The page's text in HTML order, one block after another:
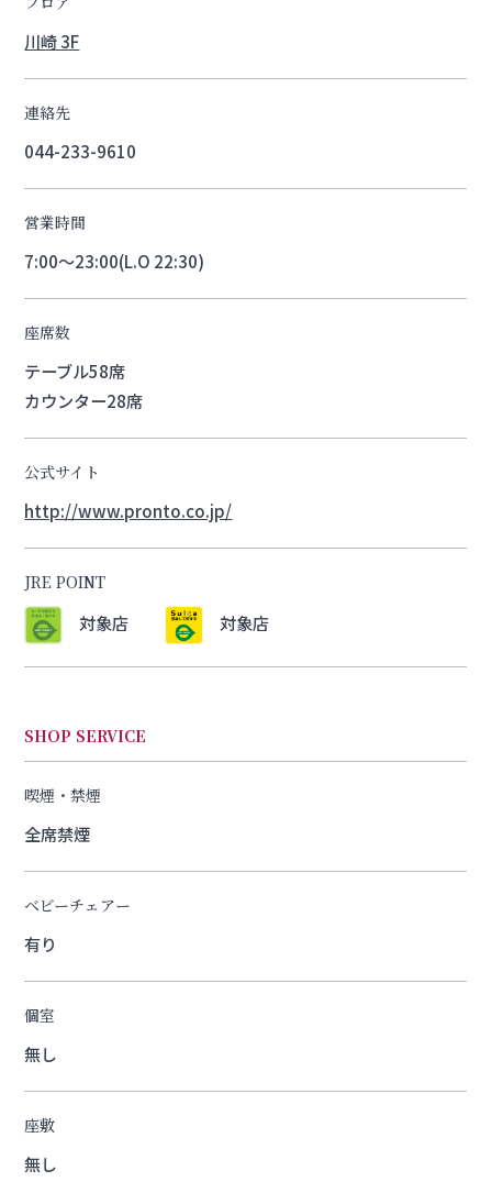
川崎 3F
連絡先
044-233-9610
営業時間
7:00～23:00(L.O 22:30)
座席数
テーブル58席
カウンター28席
公式サイト
http://www.pronto.co.jp/
JRE POINT
対象店 対象店
SHOP SERVICE
喫煙・禁煙
全席禁煙
ベビーチェアー
有り
個室
無し
座敷
無し